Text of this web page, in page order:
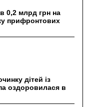
0,2 млрд грн на
прифронтових
дітей із
оздоровилася в